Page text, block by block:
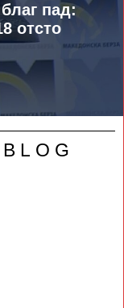
пад:
отсто